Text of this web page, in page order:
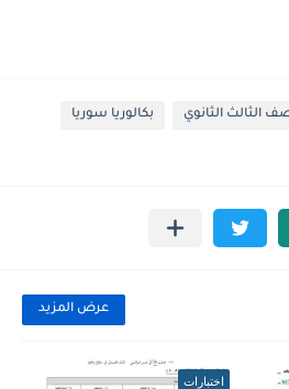
الثالث الثانوي بكالوريا سوريا
عرض المزيد
اختبارات